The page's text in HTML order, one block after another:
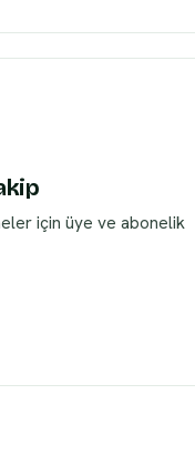
için üye ve abonelik